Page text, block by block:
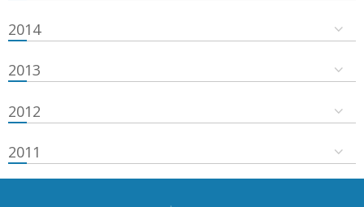
2014
2013
2012
2011